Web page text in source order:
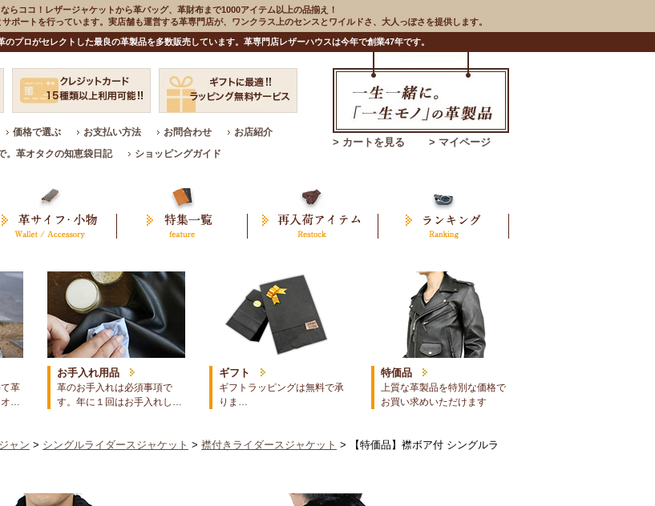
らココ！レザージャケットから革バッグ、革財布まで1000アイテム以上の品揃え！
ポートを行っています。実店舗も運営する革専門店が、ワンクラス上のセンスとワイルドさ、大人っぽさを提供します。
プロがセレクトした最良の革製品を多数販売しています。革専門店レザーハウスは今年で創業47年です。
価格で選ぶ お支払い方法 お問合わせ
お店紹介
。革オタクの知恵袋日記
ショッピングガイド
> カートを見る > マイページ
革
オ…
お手入れ用品
革のお手入れは必須事項で
す。年に１回はお手入れし…
ギフト
ギフトラッピングは無料で承
りま…
特価品
上質な革製品を特別な価格で
お買い求めいただけます
ャン > シングルライダースジャケット > 襟付きライダースジャケット > 【特価品】襟ボア付 シングルラ